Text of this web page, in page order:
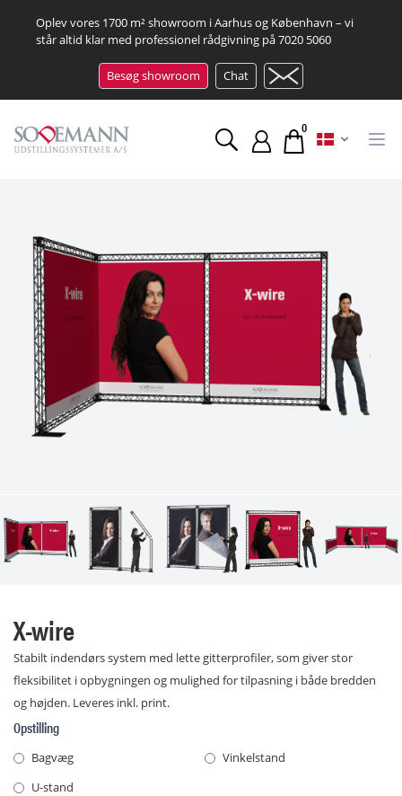
Oplev vores 1700 m² showroom i Aarhus og København – vi
står altid klar med professionel rådgivning på7020 5060
Besøg showroom Chat
0
X-wire
Stabilt indendørs system med lette gitterprofiler, som giver stor
fleksibilitet i opbygningen og mulighed for tilpasning i både bredden
og højden. Leveres inkl. print.
Opstilling
Bagvæg
Vinkelstand
U-stand